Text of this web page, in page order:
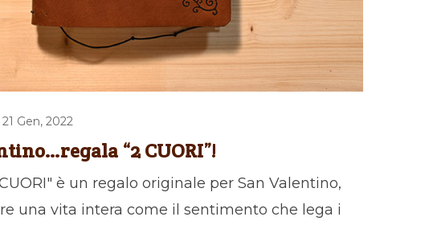
21 Gen, 2022
“2 CUORI”!
è un regalo originale per San Valentino,
una vita intera come il sentimento che lega i